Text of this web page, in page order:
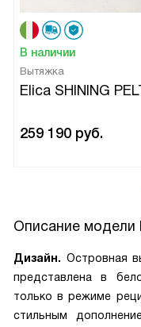
В наличии
Вытяжка
Elica SHINING
259 190 руб.
Описание модели
Дизайн. Островная
представлена в
только в режиме
стильным